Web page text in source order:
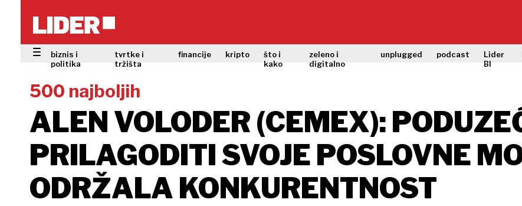
biznis i
politika
tvrtke i
tržišta
financije kripto
što i
kako
zeleno i
digitalno
unplugged podcast
Lider
BI
500 najboljih
ALEN VOLODER (CEMEX):
PRILAGODITI SVOJE POSLOVNE
ODRŽALA KONKURENTNOST